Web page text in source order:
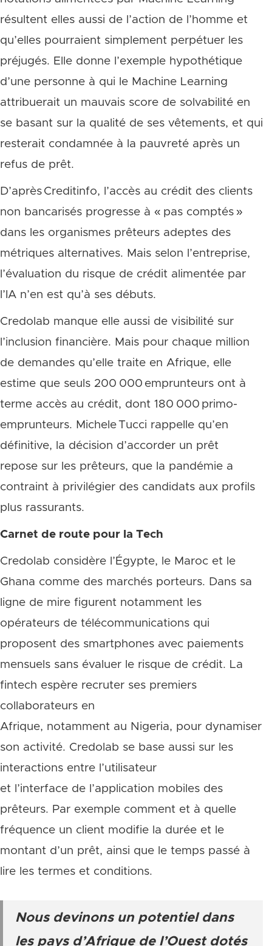
résultent elles aussi de l’action de l’homme et
qu’elles pourraient simplement perpétuer les
préjugés. Elle donne l’exemple hypothétique
d’une personne à qui le Machine Learning
attribuerait un mauvais score de solvabilité en
se basant sur la qualité de ses vêtements, et qui
resterait condamnée à la pauvreté après un
refus de prêt.
D’après Creditinfo, l’accès au crédit des clients
non bancarisés progresse à « pas comptés »
dans les organismes prêteurs adeptes des
métriques alternatives. Mais selon l’entreprise,
l’évaluation du risque de crédit alimentée par
l’IA n’en est qu’à ses débuts.
Credolab manque elle aussi de visibilité sur
l’inclusion financière. Mais pour chaque million
de demandes qu’elle traite en Afrique, elle
estime que seuls 200 000 emprunteurs ont à
terme accès au crédit, dont 180 000 primo-
emprunteurs. Michele Tucci rappelle qu’en
définitive, la décision d’accorder un prêt
repose sur les prêteurs, que la pandémie a
contraint à privilégier des candidats aux profils
plus rassurants.
Carnet de route pour la Tech
Credolab considère l’Égypte, le Maroc et le
Ghana comme des marchés porteurs. Dans sa
ligne de mire figurent notamment les
opérateurs de télécommunications qui
proposent des smartphones avec paiements
mensuels sans évaluer le risque de crédit. La
fintech espère recruter ses premiers
collaborateurs en
Afrique, notamment au Nigeria, pour dynamiser
son activité. Credolab se base aussi sur les
interactions entre l’utilisateur
et l’interface de l’application mobiles des
prêteurs. Par exemple comment et à quelle
fréquence un client modifie la durée et le
montant d’un prêt, ainsi que le temps passé à
lire les termes et conditions.
Nous devinons un potentiel dans
les pays d’Afrique de l’Ouest dotés